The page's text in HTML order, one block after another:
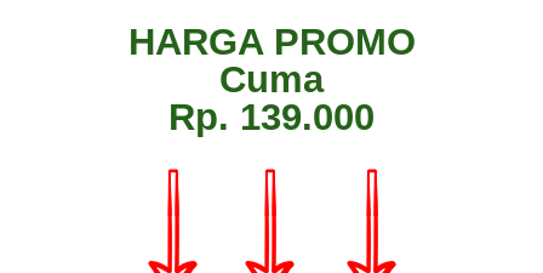
HARGA PROMO
Cuma
Rp. 139.000